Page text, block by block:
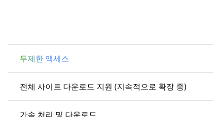
무제한 액세스
전체 사이트 다운로드 지원 (지속적으로 확장 중)
가속 처리 및 다운로드